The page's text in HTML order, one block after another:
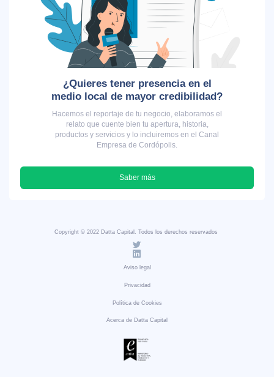
¿Quieres tener presencia en el
medio local de mayor credibilidad?
Hacemos el reportaje de tu negocio, elaboramos el
relato que cuente bien tu apertura, historia,
productos y servicios y lo incluiremos en el Canal
Empresa de Cordópolis.
Saber más
Copyright © 2022 Datta Capital. Todos los derechos reservados
Aviso legal
Privacidad
Política de Cookies
Acerca de Datta Capital